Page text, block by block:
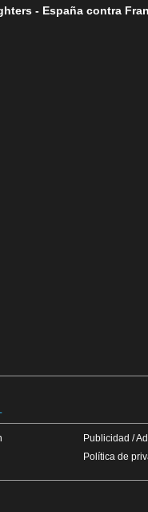
- España contra
Publicidad /
Política de